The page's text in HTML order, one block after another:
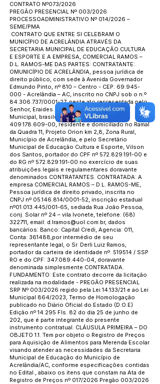
CONTRATO Nº073/2026
PREGÃO PRESENCIAL Nº 003/2026
PROCESSOADMINISTRATIVO Nº 014/2026 –
SEME/PMA
CONTRATO QUE ENTRE SI CELEBRAM O
MUNICÍPIO DE ACRELÂNDIA ATRAVÉS DA
SECRETARIA MUNICIPAL DE EDUCAÇÃO CULTURA
E ESPORTE E A EMPRESA, COMERCIAL RAMOS –
D.L. RAMOS-ME DAS PARTES: CONTRATANTE:
OMUNICÍPIO DE ACRELÂNDIA, pessoa jurídica de
direito público, com sede à Avenida Governador
Edmundo Pinto, nº 810 – Centro - CEP. 69.945-
000 - Acrelândia – AC, inscrito no CNPJ sob o n.º
84.306.737/0001-27, neste ato representada pelo
Senhor, Eraides Caetano de Souza, Prefeito
Municipal, brasileiro, inscrito no CPF n°
409.178.609-00, residente e domiciliado no Ramal
da Quadra 11, Projeto Orion km 2,8, Zona Rural,
Município de Acrelândia, e pelo Secretário
Municipal de Educação Cultura e Esporte, Vilson
dos Santos, portador do CPF nº 572.829.191-00 e
do RG nº 572.829.191-00 no exercício de suas
atribuições legais e regulamentares doravante
denominados CONTRATANTES. CONTRATADA: A
empresa COMERCIAL RAMOS – D.L. RAMOS-ME,
Pessoa jurídica de direito privado, inscrita no
CNPJ nº 05.146.814/0001-52, inscrição estadual
nº01.013.445/001-65, sediada Rua João Pessoa,
conj. Solar nº 24 – vila Ivonete, telefone: (68)
322711, email: d.lramos@uol.com.br, dados
bancários: Banco: Capital Credi, Agencia: 011,
Conta: 361488,por intermédio de seu
representante legal, o Sr. Derli Luiz Ramos,
portador da carteira de identidade nº. 519514 / SSP
RO e do CPF: 347.089.440-04, doravante
denominada simplesmente CONTRATADA.
FUNDAMENTO: Este contrato decorre da licitação
realizada na modalidade - PREGÃO PRESENCIAL
SRP Nº 003/2026 regido pela Lei 14.133/21 e ao Lei
Municipal 864/2023, Termo de Homologação
publicado no Diário Oficial do Estado (D.O.E)
Edição nº 14.295 Fls. 82 do dia 25 de junho de
202, que é parte integrante do presente
instrumento contratual. CLÁUSULA PRIMEIRA – DO
OBJETO 1.1. Tem por objeto o Registro de Preços
para Aquisição de Alimentos para Merenda Escolar
visando atender as necessidades da Secretaria
Municipal de Educação do Município de
Acrelândia/AC, conforme especificações contidas
no Edital., abaixo os itens que constam na Ata de
Registro de Preços nº 017/2026 Pregão 003/2026